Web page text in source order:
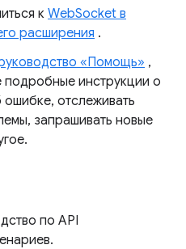
к WebSocket в
расширения .
«Помощь» ,
подробные инструкции о
отслеживать
запрашивать новые
по API